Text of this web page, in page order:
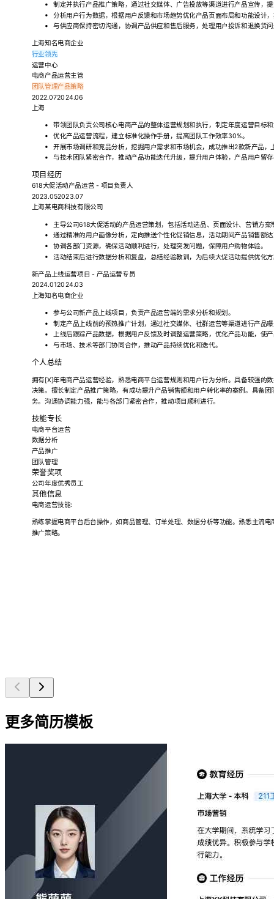
制定并执行产品推广策略，通过社交媒体、广告投放等渠道进行产品宣传，
分析用户行为数据，根据用户反馈和市场趋势优化产品页面布局和功能设计
与供应商保持密切沟通，协调产品供应和售后服务，处理用户投诉和退换货
上海知名电商企业
行业领先
运营中心
电商产品运营主管
团队管理产品策略
2022.072024.06
上海
带领团队负责公司核心电商产品的整体运营规划和执行，制定年度运营目标
优化产品运营流程，建立标准化操作手册，提高团队工作效率30%。
开展市场调研和竞品分析，挖掘用户需求和市场机会，成功推出2款新产品
与技术团队紧密合作，推动产品功能迭代升级，提升用户体验，产品用户留
项目经历
618大促活动产品运营 - 项目负责人
2023.052023.07
上海某电商科技有限公司
主导公司618大促活动的产品运营策划，包括活动选品、页面设计、营销方案
通过精准的用户画像分析，定向推送个性化促销信息，活动期间产品销售额
协调各部门资源，确保活动顺利进行，处理突发问题，保障用户购物体验。
活动结束后进行数据分析和复盘，总结经验教训，为后续大促活动提供优化
新产品上线运营项目 - 产品运营专员
2024.012024.03
上海知名电商企业
参与公司新产品上线项目，负责产品运营端的需求分析和规划。
制定产品上线前的预热推广计划，通过社交媒体、社群运营等渠道进行产品
上线后跟踪产品数据，根据用户反馈及时调整运营策略，优化产品功能，使
与市场、技术等部门协同合作，推动产品持续优化和迭代。
个人总结
拥有[X]年电商产品运营经验，熟悉电商平台运营规则和用户行为分析。具备较强的
决策。擅长制定产品推广策略，有成功提升产品销售额和用户转化率的案例。具备
务。沟通协调能力强，能与各部门紧密合作，推动项目顺利进行。
技能专长
电商平台运营
数据分析
产品推广
团队管理
荣誉奖项
公司年度优秀员工
其他信息
电商运营技能:
熟练掌握电商平台后台操作，如商品管理、订单处理、数据分析等功能。熟悉主流
推广策略。
更多简历模板